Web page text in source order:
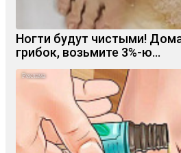
Ногти будут чистыми!
грибок, возьмите 3%-ю…